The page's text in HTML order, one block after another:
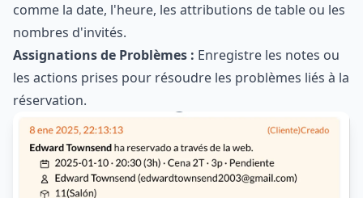
comme la date, l'heure, les attributions de table ou les
nombres d'invités.
Assignations de Problèmes : Enregistre les notes ou
les actions prises pour résoudre les problèmes liés à la
réservation.